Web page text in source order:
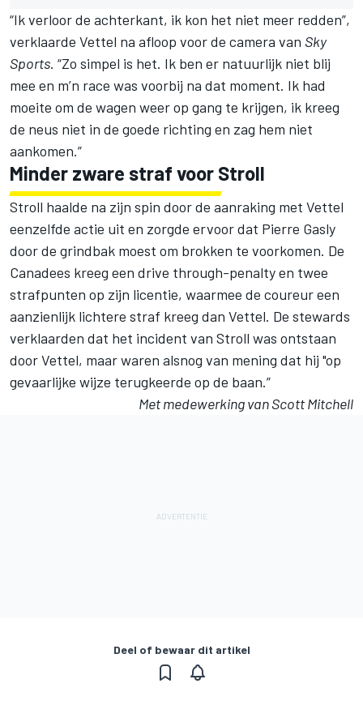
“Ik verloor de achterkant, ik kon het niet meer redden”,
verklaarde Vettel na afloop voor de camera van Sky
Sports. “Zo simpel is het. Ik ben er natuurlijk niet blij
mee en m’n race was voorbij na dat moment. Ik had
moeite om de wagen weer op gang te krijgen, ik kreeg
de neus niet in de goede richting en zag hem niet
aankomen.”
Minder zware straf voor Stroll
Stroll haalde na zijn spin door de aanraking met Vettel
eenzelfde actie uit en zorgde ervoor dat Pierre Gasly
door de grindbak moest om brokken te voorkomen. De
Canadees kreeg een drive through-penalty en twee
strafpunten op zijn licentie, waarmee de coureur een
aanzienlijk lichtere straf kreeg dan Vettel. De stewards
verklaarden dat het incident van Stroll was ontstaan
door Vettel, maar waren alsnog van mening dat hij "op
gevaarlijke wijze terugkeerde op de baan.”
Met medewerking van Scott Mitchell
Deel of bewaar dit artikel